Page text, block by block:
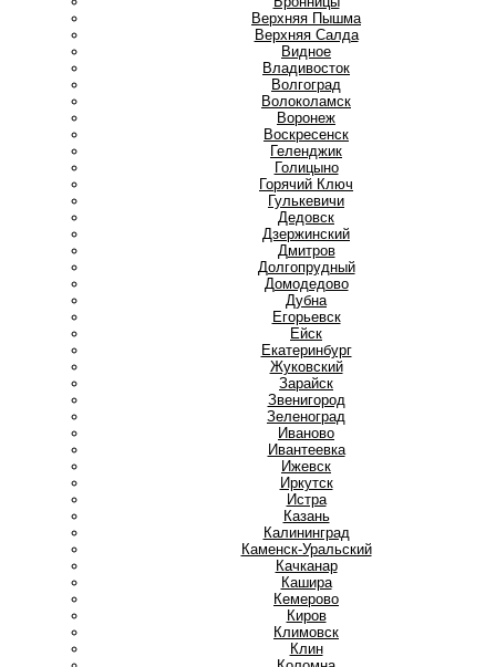
Верхняя Пышма
Верхняя Салда
Видное
Владивосток
Волгоград
Волоколамск
Воронеж
Воскресенск
Геленджик
Голицыно
Горячий Ключ
Гулькевичи
Дедовск
Дзержинский
Дмитров
Долгопрудный
Домодедово
Дубна
Егорьевск
Ейск
Екатеринбург
Жуковский
Зарайск
Звенигород
Зеленоград
Иваново
Ивантеевка
Ижевск
Иркутск
Истра
Казань
Калининград
Каменск-Уральский
Качканар
Кашира
Кемерово
Киров
Климовск
Клин